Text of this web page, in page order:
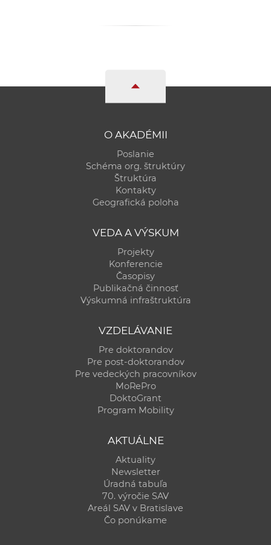
O AKADÉMII
Poslanie
Schéma org. štruktúry
Štruktúra
Kontakty
Geografická poloha
VEDA A VÝSKUM
Projekty
Konferencie
Časopisy
Publikačná činnosť
Výskumná infraštruktúra
VZDELÁVANIE
Pre doktorandov
Pre post-doktorandov
Pre vedeckých pracovníkov
MoRePro
DoktoGrant
Program Mobility
AKTUÁLNE
Aktuality
Newsletter
Úradná tabuľa
70. výročie SAV
Areál SAV v Bratislave
Čo ponúkame